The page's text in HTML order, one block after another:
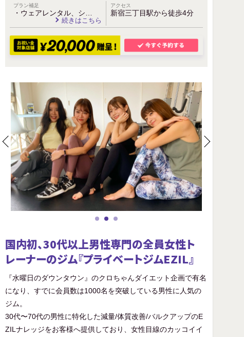
プラン補足
・ウェアレンタル、シ…
続きはこちら
アクセス
新宿三丁目駅から徒歩4分
国内初、30代以上男性専門の全員女性ト
レーナーのジム『プライベートジムEZIL』
『水曜日のダウンタウン』のクロちゃんダイエット企画で有名
になり、すでに会員数は1000名を突破している男性に人気の
ジム。
30代〜70代の男性に特化した減量/体質改善/バルクアップのE
ZILナレッジをお客様へ提供しており、女性目線のカッコイイ